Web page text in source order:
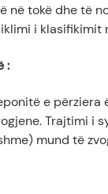
tokë dhe të
i
:
e
Trajtimi i
mund të